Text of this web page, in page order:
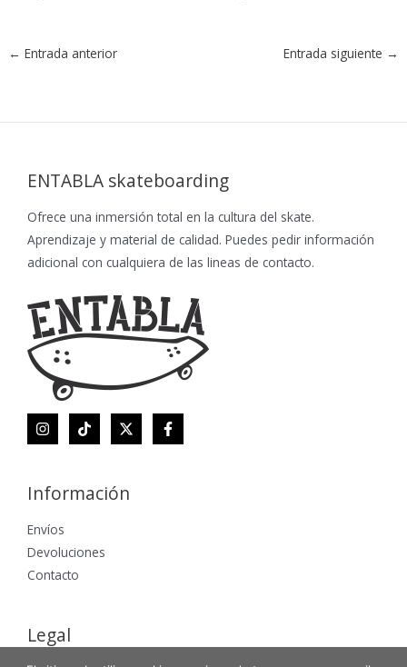
← Entrada anterior Entrada siguiente →
ENTABLA skateboarding
Ofrece una inmersión total en la cultura del skate.
Aprendizaje y material de calidad. Puedes pedir información
adicional con cualquiera de las lineas de contacto.
Información
Envíos
Devoluciones
Contacto
Legal